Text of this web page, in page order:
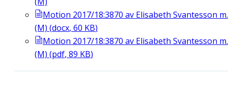
Motion 2017/18:3870 av Elisabeth Svantesson
(M) (docx, 60 KB)
Motion 2017/18:3870 av Elisabeth Svantesson
(M) (pdf, 89 KB)